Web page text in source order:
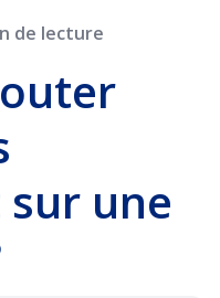
de lecture
une